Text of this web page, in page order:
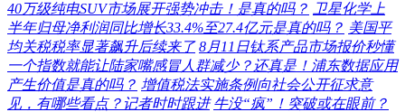
40万级纯电SUV市场展开强势冲击！是真的吗？ 卫星化学上
半年归母净利润同比增长33.4%至27.4亿元是真的吗？ 美国平
均关税税率显著飙升后续来了 8月11日钛系产品市场报价秒懂
一个指数就能让陆家嘴感冒人群减少？还真是！浦东数据应用
产生价值是真的吗？ 增值税法实施条例向社会公开征求意
见，有哪些看点？记者时时跟进 牛没“疯”！突破或在眼前？